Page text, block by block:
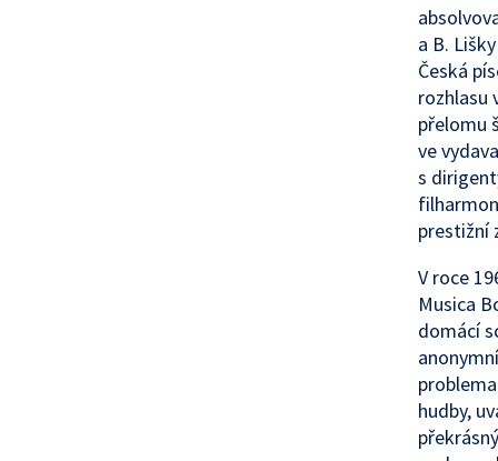
a B.
Česká
rozhlasu
přelomu
ve
s
prestižní
V roce
Musica
domácí
hudby,